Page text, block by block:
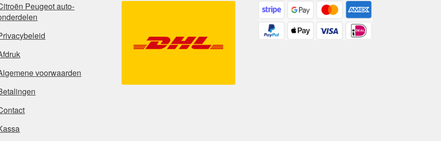
Peugeot auto-
voorwaarden